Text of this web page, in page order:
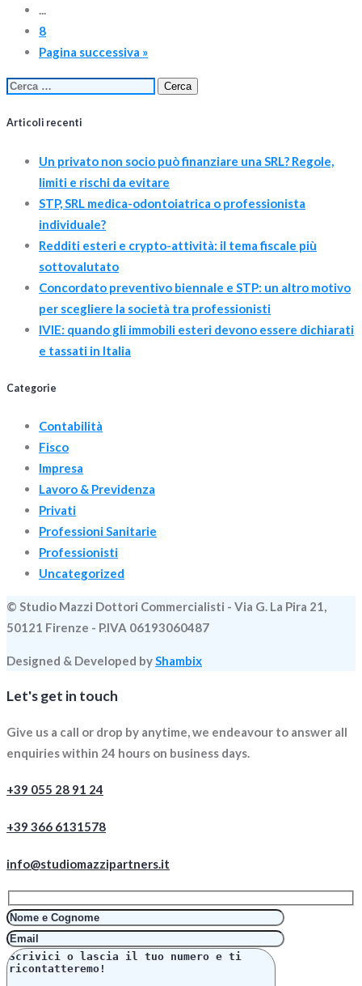
...
8
Pagina successiva »
Ricerca
Articoli recenti
Un privato non socio può finanziare una SRL? Regole,
limiti e rischi da evitare
STP, SRL medica-odontoiatrica o professionista
individuale?
Redditi esteri e crypto-attività: il tema fiscale più
sottovalutato
Concordato preventivo biennale e STP: un altro motivo
per scegliere la società tra professionisti
IVIE: quando gli immobili esteri devono essere dichiarati
e tassati in Italia
Categorie
Contabilità
Fisco
Impresa
Lavoro & Previdenza
Privati
Professioni Sanitarie
Professionisti
Uncategorized
© Studio Mazzi Dottori Commercialisti - Via G. La Pira 21,
50121 Firenze - P.IVA 06193060487
Designed & Developed byShambix
Let's get in touch
Give us a call or drop by anytime, we endeavour to answer all
enquiries within 24 hours on business days.
+39 055 28 91 24
+39 366 6131578
info@studiomazzipartners.it